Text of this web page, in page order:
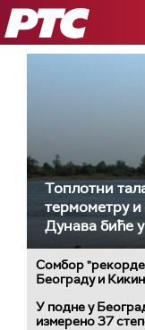
РТС
Топлотни
термометру и
Дунава биће
Сомбор
Београду и
У подне у
измерено 37